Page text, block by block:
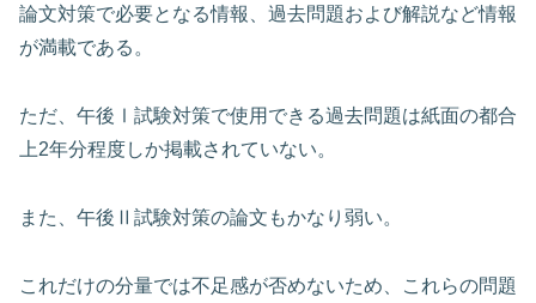
論文対策で必要となる情報、過去問題および解説など情報
が満載である。
ただ、午後Ⅰ試験対策で使用できる過去問題は紙面の都合
上2年分程度しか掲載されていない。
また、午後Ⅱ試験対策の論文もかなり弱い。
これだけの分量では不足感が否めないため、これらの問題